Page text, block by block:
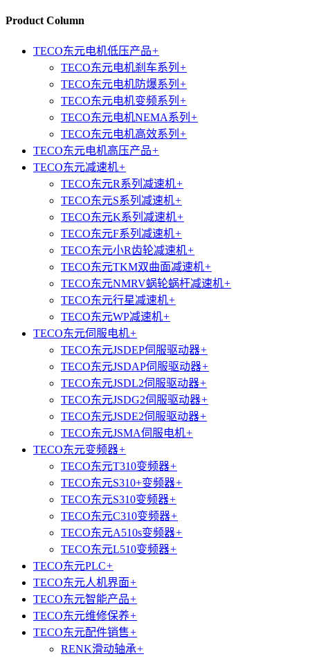
Product Column
TECO东元电机低压产品+
TECO东元电机刹车系列 +
TECO东元电机防爆系列 +
TECO东元电机变频系列 +
TECO东元电机NEMA系列 +
TECO东元电机高效系列 +
TECO东元电机高压产品+
TECO东元减速机+
TECO东元R系列减速机+
TECO东元S系列减速机+
TECO东元K系列减速机+
TECO东元F系列减速机+
TECO东元小R齿轮减速机+
TECO东元TKM双曲面减速机+
TECO东元NMRV蜗轮蜗杆减速机+
TECO东元行星减速机+
TECO东元WP减速机+
TECO东元伺服电机+
TECO东元JSDEP伺服驱动器+
TECO东元JSDAP伺服驱动器+
TECO东元JSDL2伺服驱动器+
TECO东元JSDG2伺服驱动器+
TECO东元JSDE2伺服驱动器+
TECO东元JSMA伺服电机+
TECO东元变频器+
TECO东元T310变频器+
TECO东元S310+变频器+
TECO东元S310变频器+
TECO东元C310变频器+
TECO东元A510s变频器+
TECO东元L510变频器+
TECO东元PLC+
TECO东元人机界面+
TECO东元智能产品+
TECO东元维修保养+
TECO东元配件销售+
RENK滑动轴承+